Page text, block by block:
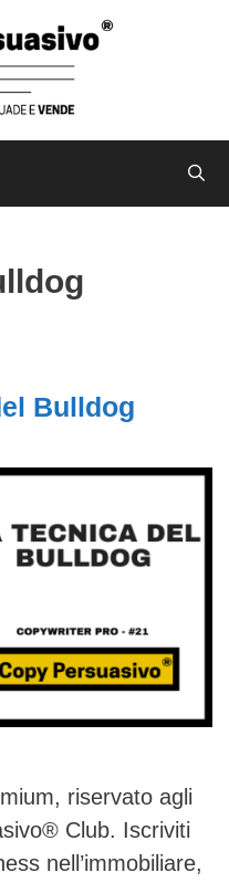
Bulldog
riservato agli
Club. Iscriviti
nell’immobiliare,